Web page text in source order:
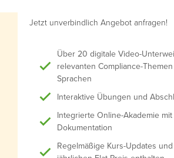
Jetzt unverbindlich Angebot anfragen!
Über 20 digitale Video-
relevanten Compliance-
Sprachen
Interaktive Übungen und
Integrierte Online-Akademie
Dokumentation
Regelmäßige Kurs-Updates